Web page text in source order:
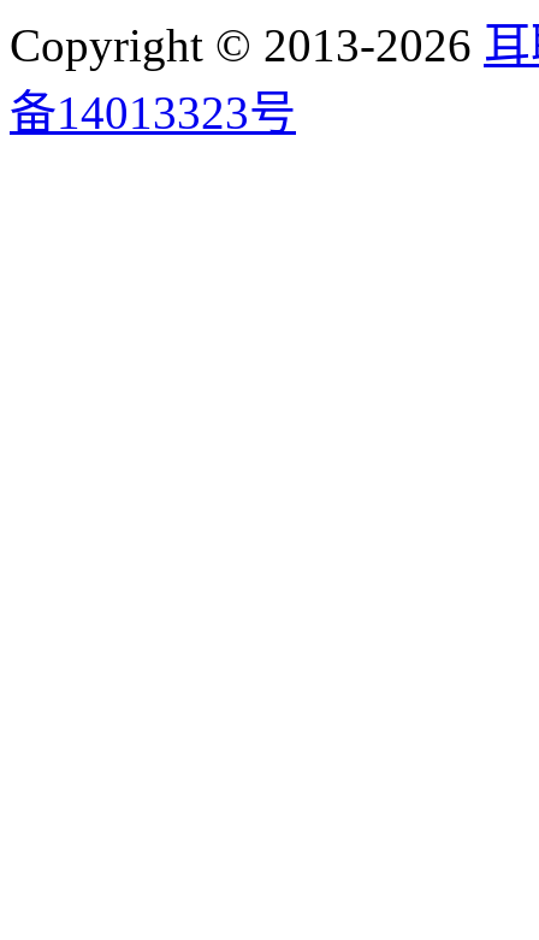
Copyright © 2013-2026
备14013323号